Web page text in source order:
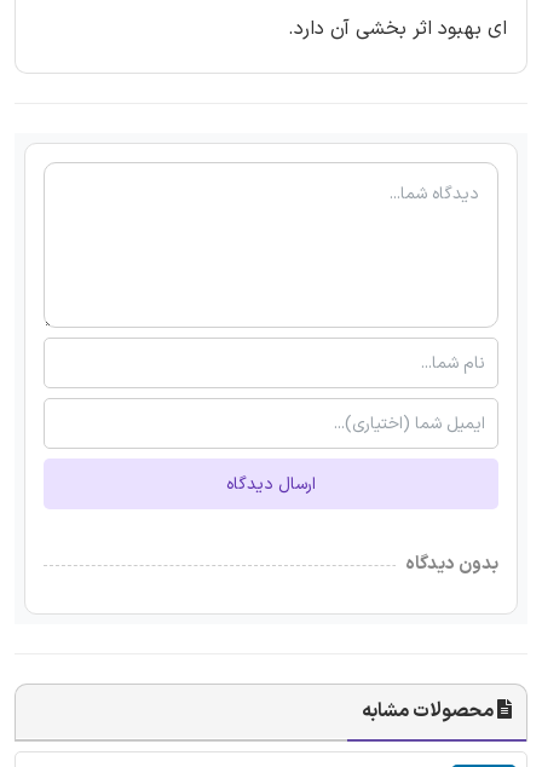
ای بهبود اثر بخشی آن دارد.
ارسال دیدگاه
بدون دیدگاه
محصولات مشابه